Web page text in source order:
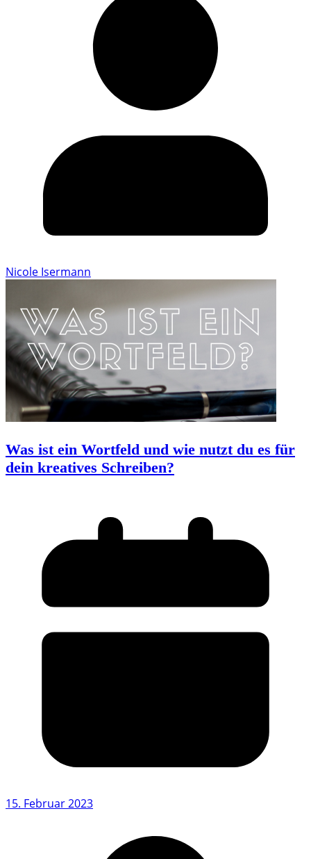
Nicole Isermann
Was ist ein Wortfeld und wie nutzt du es für
dein kreatives Schreiben?
15. Februar 2023